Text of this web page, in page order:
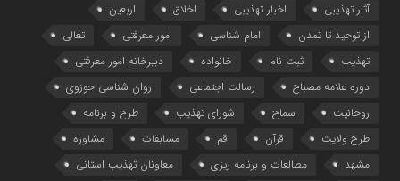
آثار تهذیبی اخبار تهذیبی اخلاق
اربعین
از توحید تا تمدن
امام شناسی امور معرفتی
تعالی
تهذیب
ثبت نام خانواده
دبیرخانه امور معرفتی
دوره علامه مصباح
رسالت اجتماعی
روان شناسی حوزوی
روحانیت
سماح شورای تهذیب
طرح و برنامه
طرح ولایت
قرآن قم مسابقات
مشاوره
مشهد
مطالعات و برنامه ریزی
معاونان تهذیب استانی